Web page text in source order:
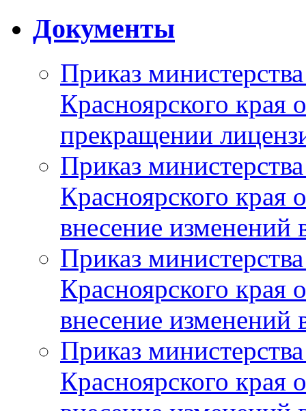
Документы
Приказ
Красноярского
прекращении
Приказ
Красноярского
внесение изменений
Приказ
Красноярского
внесение изменений
Приказ
Красноярского